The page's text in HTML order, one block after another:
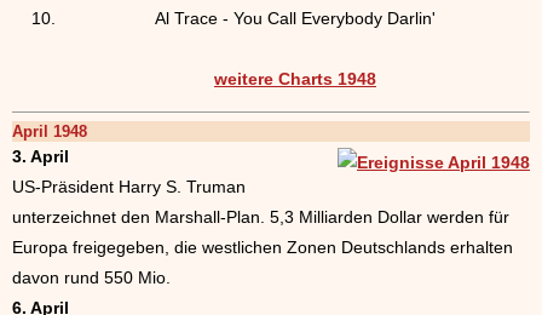
Al Trace - You Call Everybody Darlin'
weitere Charts 1948
April 1948
3. April
US-Präsident Harry S. Truman
unterzeichnet den Marshall-Plan. 5,3 Milliarden Dollar werden für
Europa freigegeben, die westlichen Zonen Deutschlands erhalten
davon rund 550 Mio.
6. April